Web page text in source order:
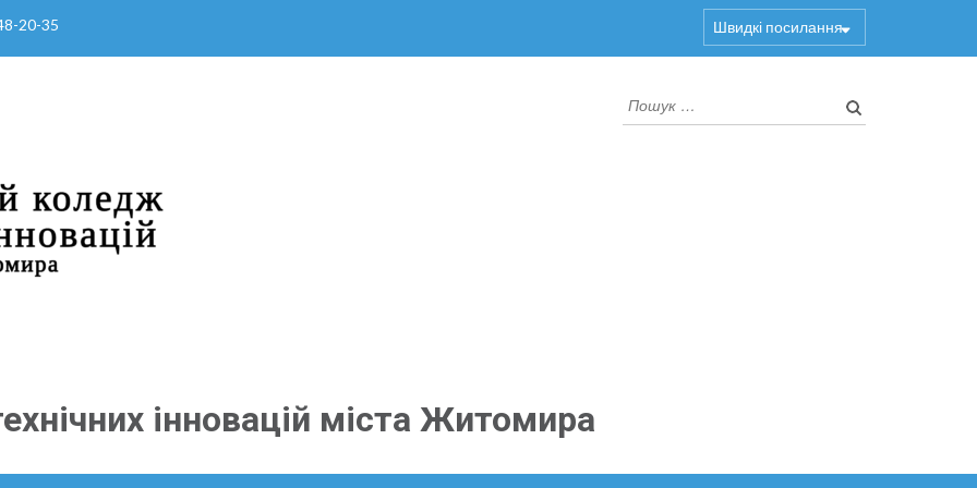
20-35 Швидкі посилання
інновацій міста Житомира
Пошук: